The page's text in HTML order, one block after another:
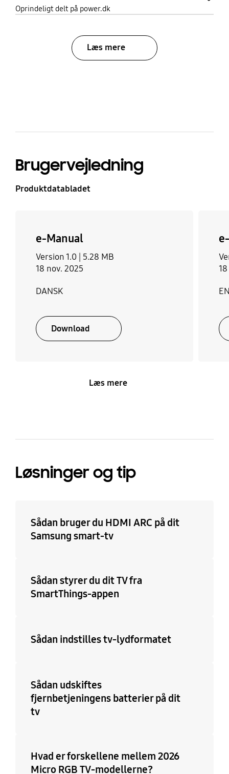
Oprindeligt delt på power.dk
Læs mere
Brugervejledning
Produktdatabladet
e-Manual
Version 1.0 | 5.28 MB
18 nov. 2025
DANSK
Download
Læs mere
Løsninger og tip
Sådan bruger du HDMI ARC på dit
Samsung smart-tv
Sådan styrer du dit TV fra
SmartThings-appen
Sådan indstilles tv-lydformatet
Sådan udskiftes
fjernbetjeningens batterier på dit
tv
Hvad er forskellene mellem 2026
Micro RGB TV-modellerne?